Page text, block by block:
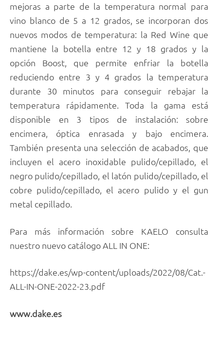
mejoras a parte de la temperatura normal para
vino blanco de 5 a 12 grados, se incorporan dos
nuevos modos de temperatura: la Red Wine que
mantiene la botella entre 12 y 18 grados y la
opción Boost, que permite enfriar la botella
reduciendo entre 3 y 4 grados la temperatura
durante 30 minutos para conseguir rebajar la
temperatura rápidamente. Toda la gama está
disponible en 3 tipos de instalación: sobre
encimera, óptica enrasada y bajo encimera.
También presenta una selección de acabados, que
incluyen el acero inoxidable pulido/cepillado, el
negro pulido/cepillado, el latón pulido/cepillado, el
cobre pulido/cepillado, el acero pulido y el gun
metal cepillado.
Para más información sobre KAELO consulta
nuestro nuevo catálogo ALL IN ONE:
https://dake.es/wp-content/uploads/2022/08/Cat.-
ALL-IN-ONE-2022-23.pdf
www.dake.es